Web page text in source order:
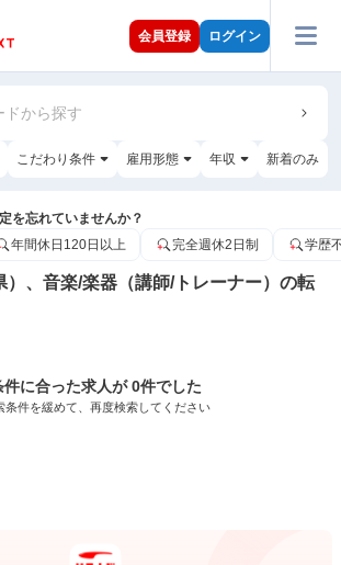
会員登録 ログイン
ドから探す
こだわり条件 雇用形態 年収 新着のみ
を忘れていませんか？
年間休日120日以上 完全週休2日制 学歴
）、音楽/楽器（講師/トレーナー）の転
件に合った求人が 0件でした
条件を緩めて、再度検索してください